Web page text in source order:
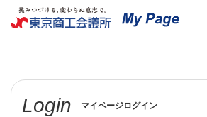
Login マイページログイン